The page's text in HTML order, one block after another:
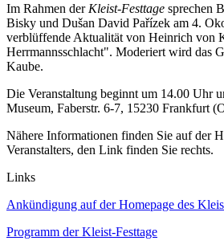
Im Rahmen der Kleist-Festtage sprechen
Bisky und Dušan David Pařízek am 4.
verblüffende Aktualität von Heinrich von
Herrmannsschlacht". Moderiert wird das
Kaube.
Die Veranstaltung beginnt um 14.00 Uhr
Museum, Faberstr. 6-7, 15230 Frankfurt
Nähere Informationen finden Sie auf der
Veranstalters, den Link finden Sie rechts.
Links
Ankündigung auf der Homepage des
Programm der Kleist-Festtage